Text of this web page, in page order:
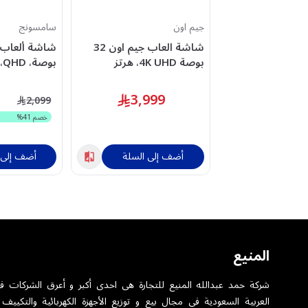
جيم اون
شاشة العاب جيم اون 32
بوصة 4K UHD، هرتز
OLED، اسود -
GO32OLED4K
3,999
أضف إلى السلة
سامسونج
2,099
خصم 41
%
أضف
المنيع
شركة حمد عبدالله المنيع للتجارة هى احدى أكبر و أعرق الشركات
العربية السعودية فى مجال بيع و توزيع الأجهزة الكهربائية